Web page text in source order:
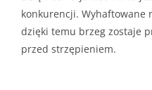
konkurencji. Wyhaftowane
dzięki temu brzeg zostaje
przed strzępieniem.